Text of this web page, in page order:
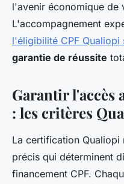
l'avenir économique de
L'accompagnement
l'éligibilité CPF
garantie de réussite
Garantir l'accès
: les critères
La certification Qualiopi
précis qui déterminent
financement CPF.